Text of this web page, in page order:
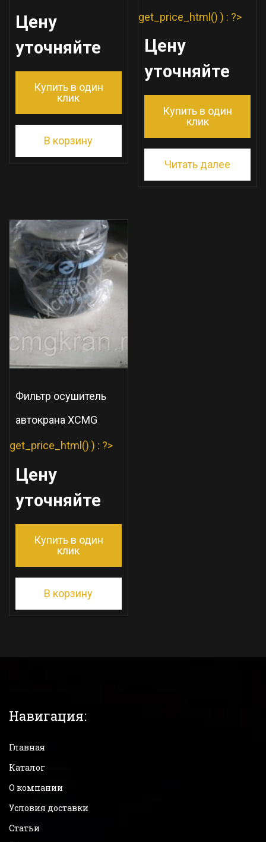
Цену
уточняйте
Купить в один
клик
В корзину
get_price_html() ) : ?>
Цену
уточняйте
Купить в один
клик
Читать далее
Фильтр осушитель
автокрана XCMG
get_price_html() ) : ?>
Цену
уточняйте
Купить в один
клик
В корзину
Навигация:
Главная
Каталог
О компании
Условия доставки
Статьи